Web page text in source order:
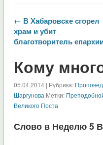
← В Хабаровске сгорел
храм и убит
благотворитель
Кому
05.04.2014 | Рубрика:
Шаргунова Метки:
Великого Поста
Слово в Неделю 5